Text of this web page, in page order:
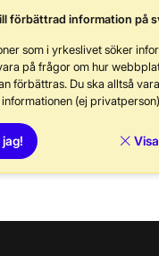
förbättrad information på
som i yrkeslivet söker
på frågor om hur
förbättras. Du ska alltså
(ej